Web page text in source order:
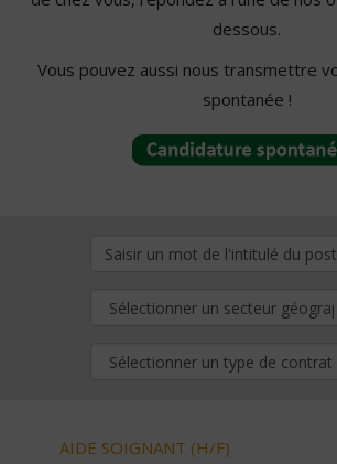
dessous.
Vous pouvez aussi nous transmettre
spontanée !
AIDE SOIGNANT (H/F)